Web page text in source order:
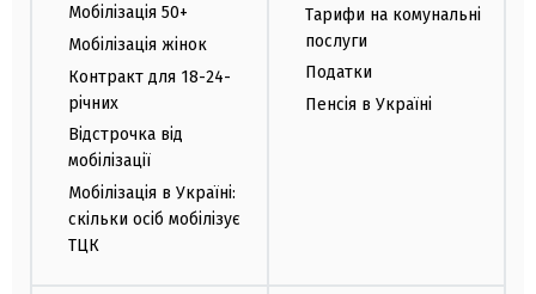
Мобілізація 50+
Мобілізація жінок
Контракт для 18-24-
річних
Відстрочка від
мобілізації
Мобілізація в Україні:
скільки осіб мобілізує
ТЦК
Тарифи на комунальні
послуги
Податки
Пенсія в Україні